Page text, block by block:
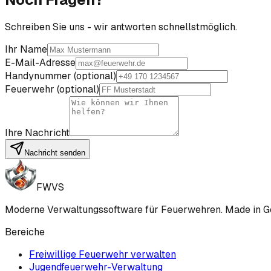
Schreiben Sie uns - wir antworten schnellstmöglich.
Ihr Name
E-Mail-Adresse
Handynummer (optional)
Feuerwehr (optional)
Ihre Nachricht
Nachricht senden
FWVS
Moderne Verwaltungssoftware für Feuerwehren. Made in
Bereiche
Freiwillige Feuerwehr verwalten
Jugendfeuerwehr-Verwaltung